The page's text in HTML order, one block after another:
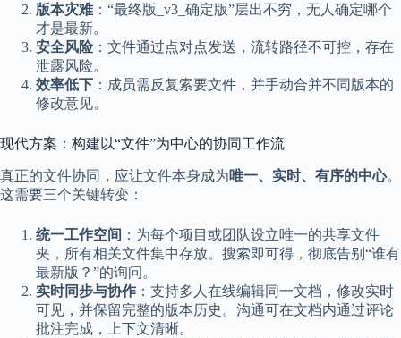
版本灾难：“最终版_v3_确定版”层出不穷，无人确定哪个
才是最新。
安全风险：文件通过点对点发送，流转路径不可控，存在
泄露风险。
效率低下 ：成员需反复索要文件，并手动合并不同版本的
修改意见。
现代方案：构建以“文件”为中心的协同工作流
真正的文件协同，应让文件本身成为唯一、实时、有序的中心。
这需要三个关键转变：
统一工作空间 ：为每个项目或团队设立唯一的共享文件
夹，所有相关文件集中存放。搜索即可得，彻底告别“谁有
最新版？”的询问。
实时同步与协作 ：支持多人在线编辑同一文档，修改实时
可见，并保留完整的版本历史。沟通可在文档内通过评论
批注完成，上下文清晰。